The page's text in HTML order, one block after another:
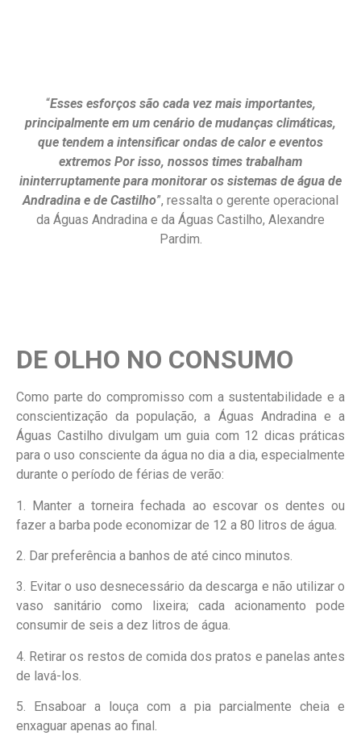
“Esses esforços são cada vez mais importantes,
principalmente em um cenário de mudanças climáticas,
que tendem a intensificar ondas de calor e eventos
extremos Por isso, nossos times trabalham
ininterruptamente para monitorar os sistemas de água de
Andradina e de Castilho”, ressalta o gerente operacional
da Águas Andradina e da Águas Castilho, Alexandre
Pardim.
DE OLHO NO CONSUMO
Como parte do compromisso com a sustentabilidade e a
conscientização da população, a Águas Andradina e a
Águas Castilho divulgam um guia com 12 dicas práticas
para o uso consciente da água no dia a dia, especialmente
durante o período de férias de verão:
1. Manter a torneira fechada ao escovar os dentes ou
fazer a barba pode economizar de 12 a 80 litros de água.
2. Dar preferência a banhos de até cinco minutos.
3. Evitar o uso desnecessário da descarga e não utilizar o
vaso sanitário como lixeira; cada acionamento pode
consumir de seis a dez litros de água.
4. Retirar os restos de comida dos pratos e panelas antes
de lavá-los.
5. Ensaboar a louça com a pia parcialmente cheia e
enxaguar apenas ao final.